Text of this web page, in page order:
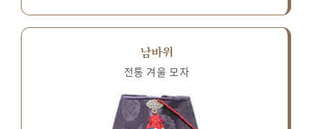
남바위
전통 겨울 모자